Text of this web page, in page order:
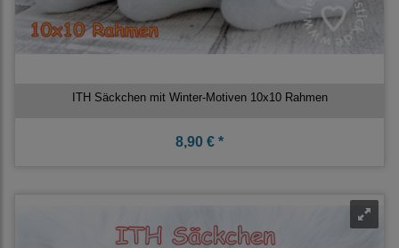
ITH Säckchen mit Winter-Motiven 10x10 Rahmen
8,90 € *